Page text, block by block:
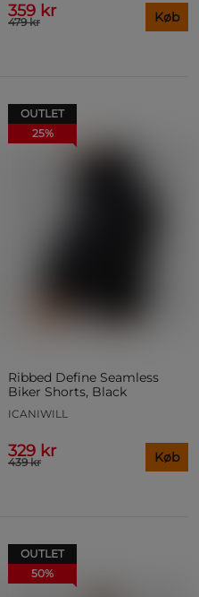
359 kr
479 kr Køb
OUTLET
25%
Ribbed Define Seamless
Biker Shorts, Black
ICANIWILL
329 kr
439 kr Køb
OUTLET
50%